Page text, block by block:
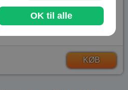
KØB
OK til alle